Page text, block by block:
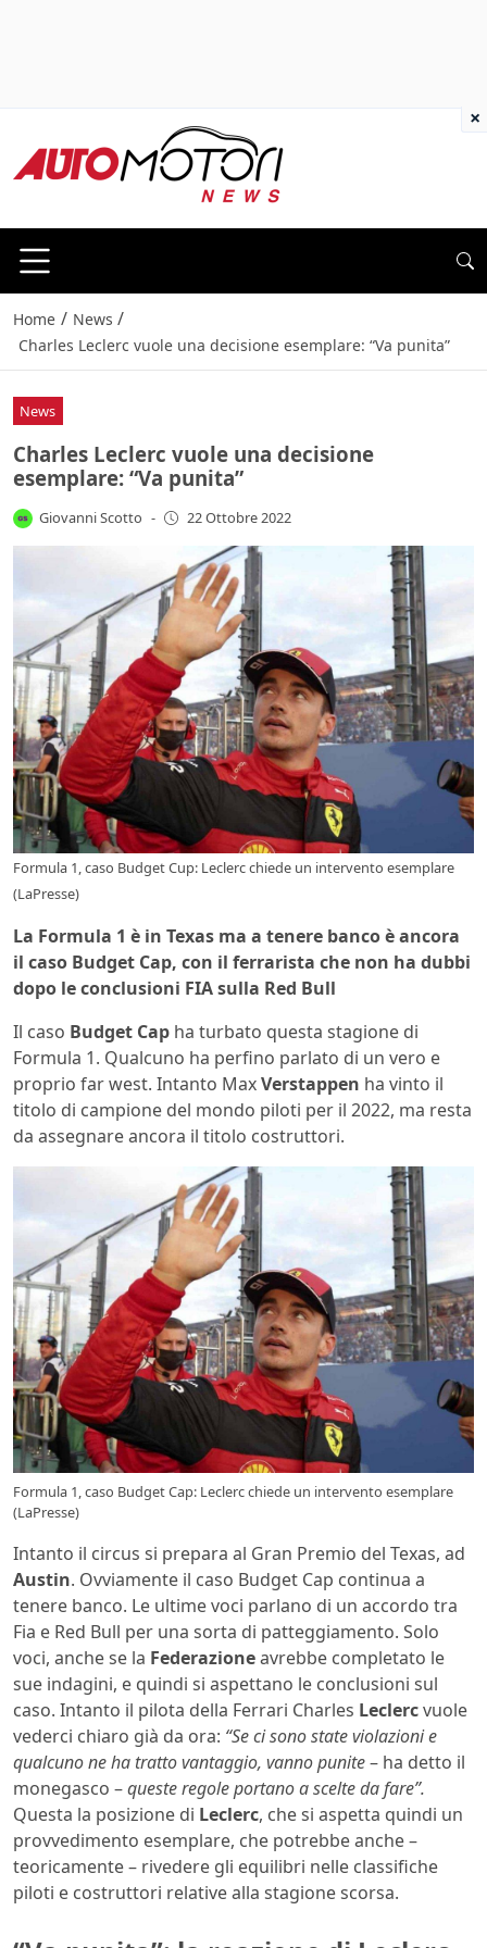
Home / News /
Charles Leclerc vuole una decisione esemplare: “Va punita”
News
Charles Leclerc vuole una decisione
esemplare: “Va punita”
Giovanni Scotto - 22 Ottobre 2022
Formula 1, caso Budget Cup: Leclerc chiede un intervento esemplare
(LaPresse)
La Formula 1 è in Texas ma a tenere banco è ancora
il caso Budget Cap, con il ferrarista che non ha dubbi
dopo le conclusioni FIA sulla Red Bull
Il caso Budget Cap ha turbato questa stagione di
Formula 1. Qualcuno ha perfino parlato di un vero e
proprio far west. Intanto MaxVerstappen ha vinto il
titolo di campione del mondo piloti per il 2022, ma resta
da assegnare ancora il titolo costruttori.
Formula 1, caso Budget Cap: Leclerc chiede un intervento esemplare
(LaPresse)
Intanto il circus si prepara al Gran Premio del Texas, ad
Austin. Ovviamente il caso Budget Cap continua a
tenere banco. Le ultime voci parlano di un accordo tra
Fia e Red Bull per una sorta di patteggiamento. Solo
voci, anche se la Federazioneavrebbe completato le
sue indagini, e quindi si aspettano le conclusioni sul
caso. Intanto il pilota della Ferrari Charles Leclercvuole
vederci chiaro già da ora: “Se ci sono state violazioni e
qualcuno ne ha tratto vantaggio, vanno punite– ha detto il
monegasco –queste regole portano a scelte da fare”.
Questa la posizione di Leclerc, che si aspetta quindi un
provvedimento esemplare, che potrebbe anche –
teoricamente – rivedere gli equilibri nelle classifiche
piloti e costruttori relative alla stagione scorsa.
×